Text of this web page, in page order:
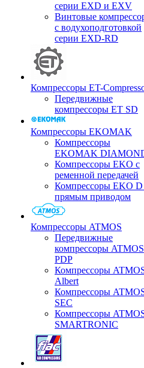
серии EXD и EXV
Винтовые
с водухоподготовкой
серии EXD-RD
Компрессоры ET-
Передвижные
компрессоры ET SD
Компрессоры EKOMAK
Компрессоры
EKOMAK
Компрессоры EKO c
ременной передачей
Компрессоры EKO D
прямым приводом
Компрессоры ATMOS
Передвижные
компрессоры ATMOS
PDP
Компрессоры
Albert
Компрессоры
SEC
Компрессоры
SMARTRONIC